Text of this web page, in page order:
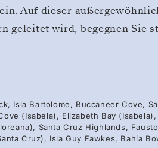
Auf dieser
geleitet wird, begegnen Sie
Isla Bartolome, Buccaneer Cove,
(Isabela), Elizabeth Bay
Santa Cruz Highlands,
Cruz), Isla Guy Fawkes, Bahia